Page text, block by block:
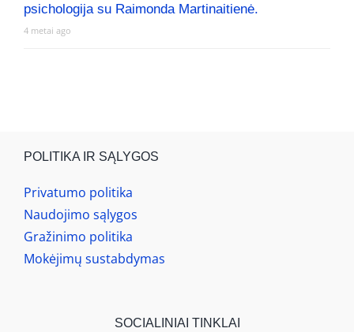
psichologija su Raimonda Martinaitienė.
4 metai ago
POLITIKA IR SĄLYGOS
Privatumo politika
Naudojimo sąlygos
Gražinimo politika
Mokėjimų sustabdymas
SOCIALINIAI TINKLAI